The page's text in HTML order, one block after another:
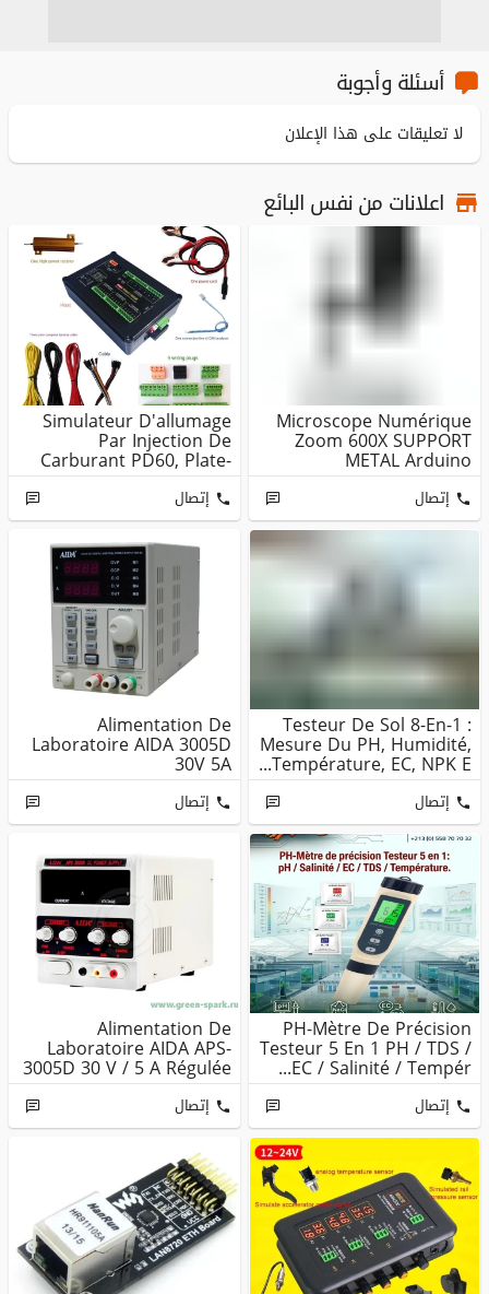
أسئلة وأجوبة
لا تعليقات على هذا الإعلان
اعلانات من نفس البائع
Microscope Numérique
Zoom 600X SUPPORT
METAL Arduino
إتصال
Simulateur D'allumage
Par Injection De
Carburant PD60, Plate-
Forme De ...
إتصال
Testeur De Sol 8-En-1 :
Mesure Du PH, Humidité,
Température, EC, NPK E...
إتصال
Alimentation De
Laboratoire AIDA 3005D
30V 5A
إتصال
PH-Mètre De Précision
Testeur 5 En 1 PH / TDS /
EC / Salinité / Tempér...
إتصال
Alimentation De
Laboratoire AIDA APS-
3005D 30 V / 5 A Régulée
إتصال